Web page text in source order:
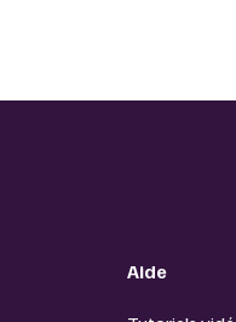
Aide